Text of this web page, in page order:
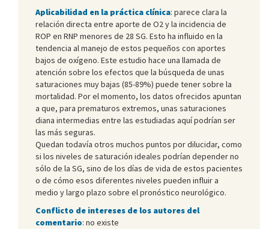
Aplicabilidad en la práctica clínica: parece clara la
relación directa entre aporte de O2 y la incidencia de
ROP en RNP menores de 28 SG. Esto ha influido en la
tendencia al manejo de estos pequeños con aportes
bajos de oxígeno. Este estudio hace una llamada de
atención sobre los efectos que la búsqueda de unas
saturaciones muy bajas (85-89%) puede tener sobre la
mortalidad. Por el momento, los datos ofrecidos apuntan
a que, para prematuros extremos, unas saturaciones
diana intermedias entre las estudiadas aquí podrían ser
las más seguras.
Quedan todavía otros muchos puntos por dilucidar, como
si los niveles de saturación ideales podrían depender no
sólo de la SG, sino de los días de vida de estos pacientes
o de cómo esos diferentes niveles pueden influir a
medio y largo plazo sobre el pronóstico neurológico.
Conflicto de intereses de los autores del
comentario: no existe